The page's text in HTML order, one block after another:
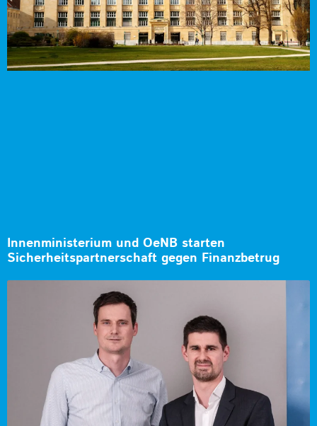
Innenministerium und OeNB starten
Sicherheitspartnerschaft gegen Finanzbetrug